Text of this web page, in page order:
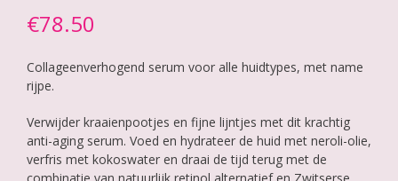
€78.50
Collageenverhogend serum voor alle huidtypes, met name
rijpe.
Verwijder kraaienpootjes en fijne lijntjes met dit krachtig
anti-aging serum. Voed en hydrateer de huid met neroli-olie,
verfris met kokoswater en draai de tijd terug met de